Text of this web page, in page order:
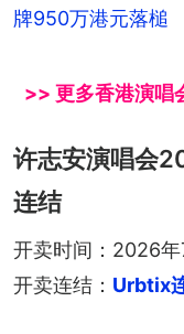
牌950万港元落槌
>> 更多香港演唱
许志安演唱会
连结
开卖时间：2026
开卖连结： Urbtix